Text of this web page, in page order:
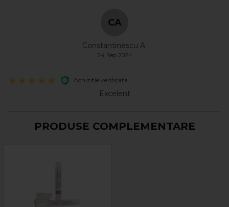
CA
Constantinescu A.
24 Sep 2024
Achizitie verificata
Excelent
PRODUSE COMPLEMENTARE